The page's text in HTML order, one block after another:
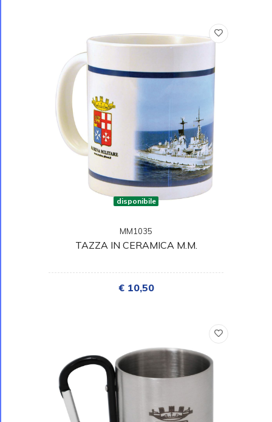
disponibile
MM1035
TAZZA IN CERAMICA M.M.
€ 10,50